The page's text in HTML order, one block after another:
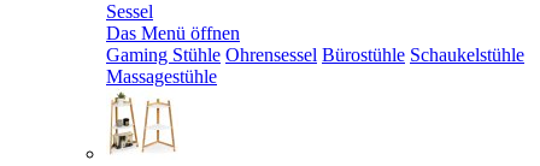
Sessel
Das Menü öffnen
Gaming Stühle Ohrensessel Bürostühle Schaukelstühle
Massagestühle